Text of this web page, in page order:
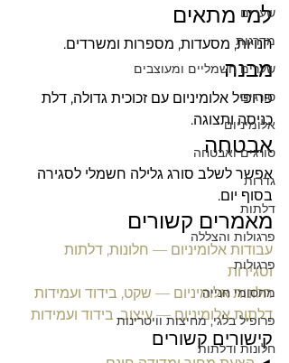
שערים
מדרגות
שערים חשמליים ומעוצבים
סורגים
אלומיניום
סורגים ואבטחה
גדרות
דלתות
פרגולות והצללה
פרגולות
מחסומי חנייה
פרופיל בלגי, מחיצות וויטרינות
חלונות ודלתות
למי מתאים
חנויות, מסעדות, מספרות ומשרדים.
מבנה
פרופיל אלומיניום עם זכוכית גדולה, דלת
כניסה ותצוגה.
אבטחה
אפשר לשלב סורג גלילה חשמלי לסגירה
בסוף יום.
מאמרים קשורים
עבודות אלומיניום — חלונות, דלתות
וסגירות
חלונות אלומיניום — שקט, בידוד ועמידות
דלתות אלומיניום — עיצוב, בידוד ועמידות
קישורים קשורים